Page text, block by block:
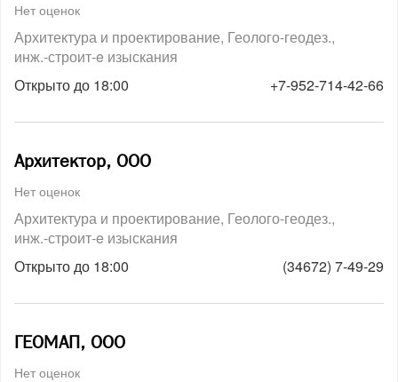
Нет оценок
Архитектура и проектирование Геолого-геодез.,
инж.-строит-e изыскания
Открыто до 18:00
+7-952-714-42-66
Архитектор, ООО
Нет оценок
Архитектура и проектирование Геолого-геодез.,
инж.-строит-e изыскания
Открыто до 18:00
(34672) 7-49-29
ГЕОМАП, ООО
Нет оценок